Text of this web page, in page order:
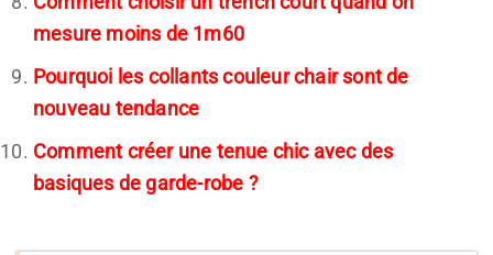
mesure moins de 1m60
Pourquoi les collants couleur chair sont de
nouveau tendance
Comment créer une tenue chic avec des
basiques de garde-robe ?